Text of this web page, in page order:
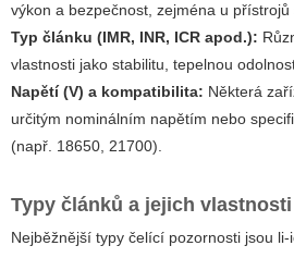
výkon a bezpečnost, zejména u
Typ článku (IMR, INR, ICR apod.):
vlastnosti jako stabilitu, tepelnou
Napětí (V) a kompatibilita: Některá
určitým nominálním napětím nebo
(např. 18650, 21700).
Typy článků a jejich vlastnosti
Nejběžnější typy čelící pozornosti jsou